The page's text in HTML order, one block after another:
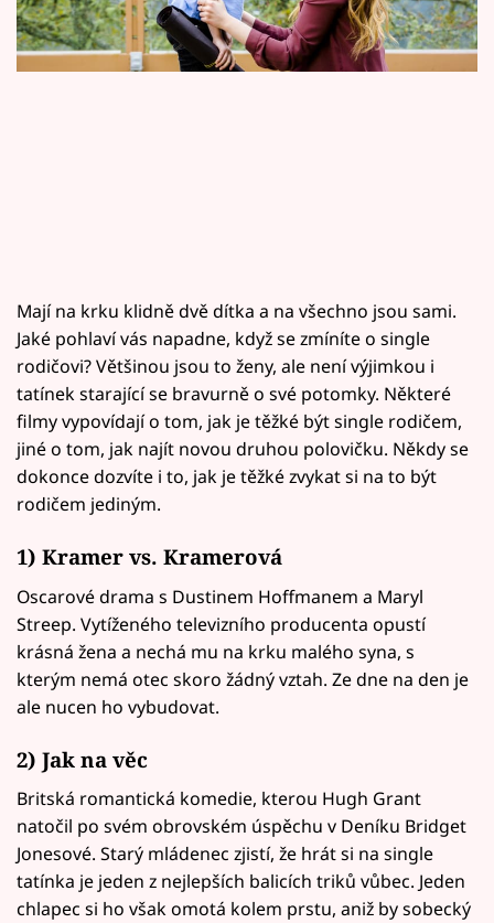
Sledujte prima+
Sledujte nás
Mají na krku klidně dvě dítka a na všechno jsou sami.
Jaké pohlaví vás napadne, když se zmíníte o single
rodičovi? Většinou jsou to ženy, ale není výjimkou i
tatínek starající se bravurně o své potomky. Některé
filmy vypovídají o tom, jak je těžké být single rodičem,
jiné o tom, jak najít novou druhou polovičku. Někdy se
dokonce dozvíte i to, jak je těžké zvykat si na to být
rodičem jediným.
1) Kramer vs. Kramerová
Oscarové drama s Dustinem Hoffmanem a Maryl
Streep. Vytíženého televizního producenta opustí
krásná žena a nechá mu na krku malého syna, s
kterým nemá otec skoro žádný vztah. Ze dne na den je
ale nucen ho vybudovat.
2) Jak na věc
Britská romantická komedie, kterou Hugh Grant
natočil po svém obrovském úspěchu v Deníku Bridget
Jonesové. Starý mládenec zjistí, že hrát si na single
tatínka je jeden z nejlepších balicích triků vůbec. Jeden
chlapec si ho však omotá kolem prstu, aniž by sobecký